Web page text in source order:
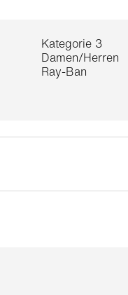
Kategorie 3
Damen/Herren
Ray-Ban